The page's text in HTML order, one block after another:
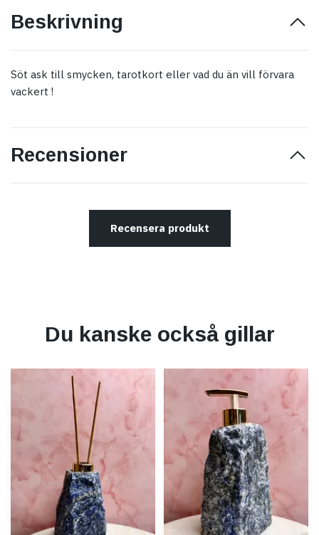
Beskrivning
Söt ask till smycken, tarotkort eller vad du än vill förvara
vackert !
Recensioner
Recensera produkt
Du kanske också gillar